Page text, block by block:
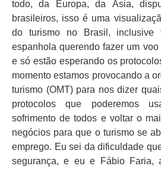
todo, da Europa, da Ásia,
brasileiros, isso é uma
do turismo no Brasil, inclusive
espanhola querendo fazer um voo
e só estão esperando os
momento estamos provocando a
turismo (OMT) para nos dizer
protocolos que poderemos
sofrimento de todos e voltar o
negócios para que o turismo se
emprego. Eu sei da dificuldade
segurança, e eu e Fábio Faria,